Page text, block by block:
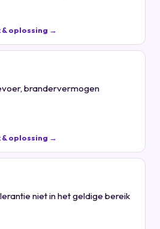
oplossing →
brandervermogen
oplossing →
niet in het geldige bereik